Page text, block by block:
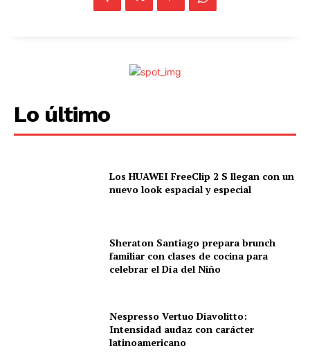
Lo último
Los HUAWEI FreeClip 2 S llegan con un
nuevo look espacial y especial
Sheraton Santiago prepara brunch
familiar con clases de cocina para
celebrar el Día del Niño
Nespresso Vertuo Diavolitto:
Intensidad audaz con carácter
latinoamericano